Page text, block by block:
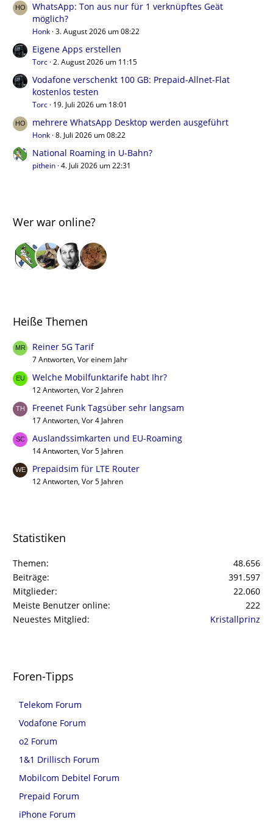
WhatsApp: Ton aus nur für 1 verknüpftes Geät
möglich?
Honk 3. August 2026 um 08:22
Eigene Apps erstellen
Torc 2. August 2026 um 11:15
Vodafone verschenkt 100 GB: Prepaid-Allnet-Flat
kostenlos testen
Torc 19. Juli 2026 um 18:01
mehrere WhatsApp Desktop werden ausgeführt
Honk 8. Juli 2026 um 08:22
National Roaming in U-Bahn?
pithein 4. Juli 2026 um 22:31
Wer war online?
Heiße Themen
Reiner 5G Tarif
7 Antworten, Vor einem Jahr
Welche Mobilfunktarife habt Ihr?
12 Antworten, Vor 2 Jahren
Freenet Funk Tagsüber sehr langsam
17 Antworten, Vor 4 Jahren
Auslandssimkarten und EU-Roaming
14 Antworten, Vor 5 Jahren
Prepaidsim für LTE Router
12 Antworten, Vor 5 Jahren
Statistiken
Themen
48.656
Beiträge
391.597
Mitglieder
22.060
Meiste Benutzer online
222
Neuestes Mitglied
Kristallprinz
Foren-Tipps
Telekom Forum
Vodafone Forum
o2 Forum
1&1 Drillisch Forum
Mobilcom Debitel Forum
Prepaid Forum
iPhone Forum